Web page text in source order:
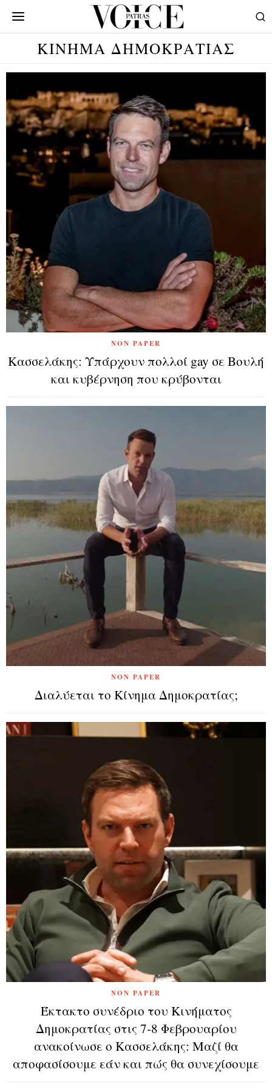
ΚΙΝΗΜΑ ΔΗΜΟΚΡΑΤΙΑΣ
NON PAPER
Κασσελάκης: Υπάρχουν πολλοί gay σε Βουλή
και κυβέρνηση που κρύβονται
NON PAPER
Διαλύεται το Κίνημα Δημοκρατίας;
NON PAPER
Έκτακτο συνέδριο του Κινήματος
Δημοκρατίας στις 7-8 Φεβρουαρίου
ανακοίνωσε ο Κασσελάκης: Μαζί θα
αποφασίσουμε εάν και πώς θα συνεχίσουμε